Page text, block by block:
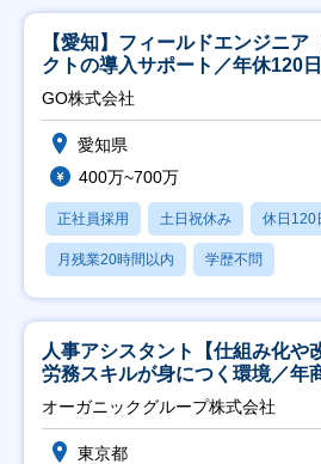
【愛知】フィールドエンジニア
クトの導入サポート／年休120
直帰
GO株式会社
愛知県
400万~700万
正社員採用 土日祝休み 休日120
月残業20時間以内 学歴不問
人事アシスタント【仕組み化や
労務スキルが身につく環境／年
会社】
オーガニックグループ株式会社
東京都